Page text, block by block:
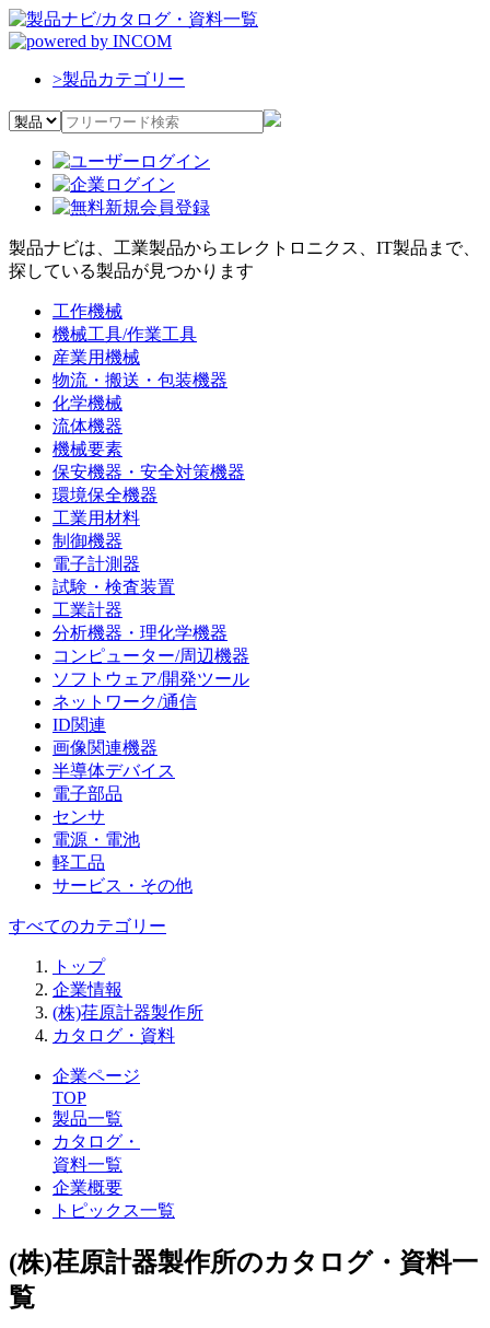
>製品カテゴリー
製品ナビは、工業製品からエレクトロニクス、IT製品まで、
探している製品が見つかります
工作機械
機械工具/作業工具
産業用機械
物流・搬送・包装機器
化学機械
流体機器
機械要素
保安機器・安全対策機器
環境保全機器
工業用材料
制御機器
電子計測器
試験・検査装置
工業計器
分析機器・理化学機器
コンピューター/周辺機器
ソフトウェア/開発ツール
ネットワーク/通信
ID関連
画像関連機器
半導体デバイス
電子部品
センサ
電源・電池
軽工品
サービス・その他
すべてのカテゴリー
トップ
企業情報
(株)荏原計器製作所
カタログ・資料
企業ページ
TOP
製品一覧
カタログ・
資料一覧
企業概要
トピックス一覧
(株)荏原計器製作所のカタログ・資料一
覧